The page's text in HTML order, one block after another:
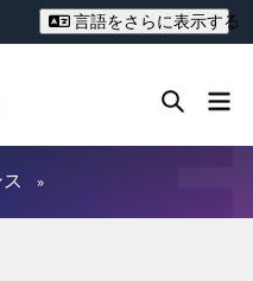
言語をさらに表示する